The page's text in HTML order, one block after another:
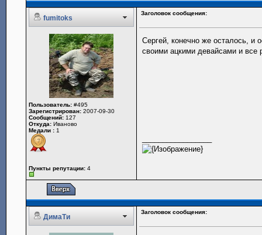
fumitoks
Заголовок сообщения:
Пользователь: #495
Зарегистрирован: 2007-09-30
Сообщений: 127
Откуда: Иваново
Медали : 1
Пункты репутации: 4
Сергей, конечно же осталось, и
своими ацкими девайсами и все
ДимаТи
Заголовок сообщения: